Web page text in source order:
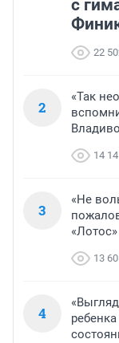
с
22
2
«Так
14
3
«Не
13
4